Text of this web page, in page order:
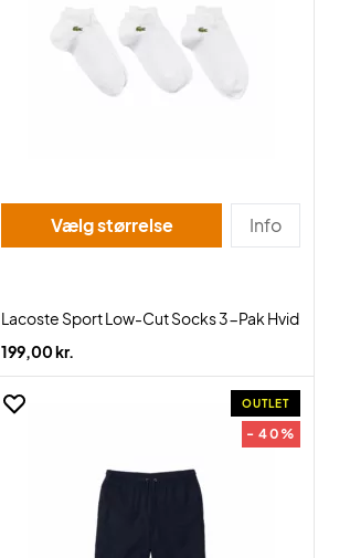
Vælg størrelse Info
Lacoste Sport Low-Cut Socks 3-Pak Hvid
199,00 kr.
OUTLET
- 40%